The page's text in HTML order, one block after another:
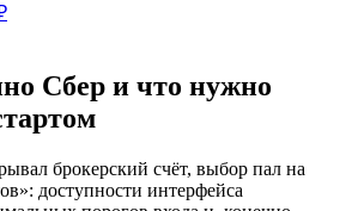
Сбер и что нужно
брокерский счёт, выбор пал на
доступности интерфейса